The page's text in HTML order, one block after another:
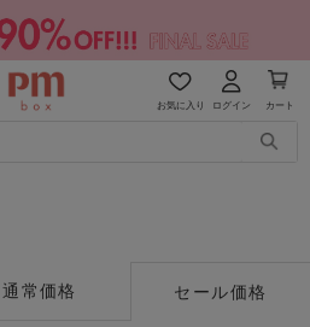
お気に入り ログイン カート
通常価格 セール価格